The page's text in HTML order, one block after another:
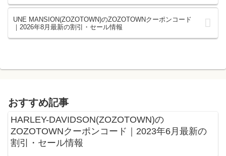
UNE MANSION(ZOZOTOWN)のZOZOTOWNクーポンコード
｜2026年8月最新の割引・セール情報
おすすめ記事
HARLEY-DAVIDSON(ZOZOTOWN)の
ZOZOTOWNクーポンコード｜2023年6月最新の
割引・セール情報